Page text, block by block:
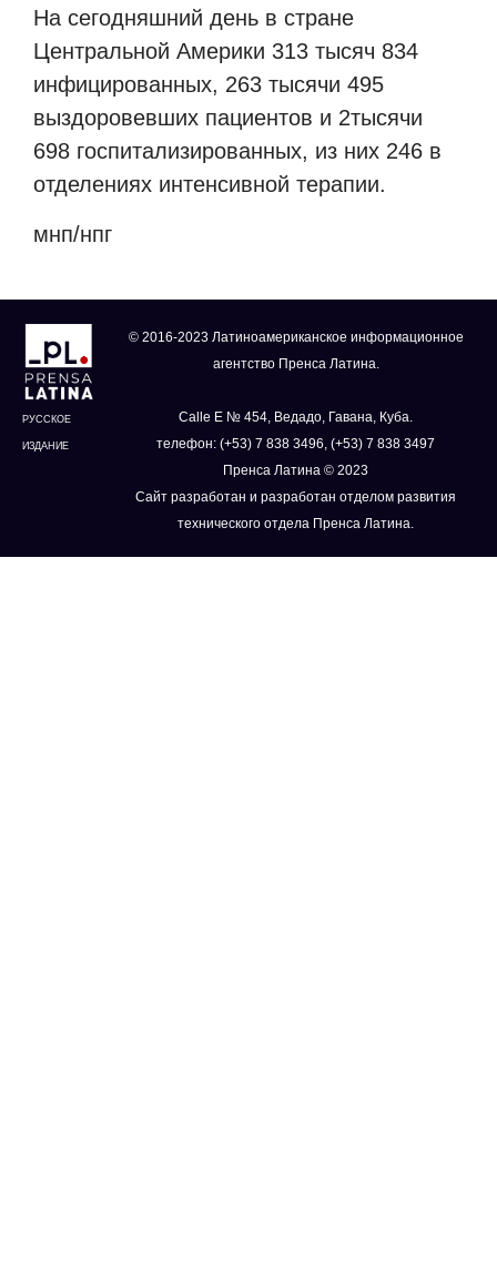
На сегодняшний день в стране
Центральной Америки 313 тысяч 834
инфицированных, 263 тысячи 495
выздоровевших пациентов и 2тысячи
698 госпитализированных, из них 246 в
отделениях интенсивной терапии.
мнп/нпг
РУССКОЕ
ИЗДАНИЕ
© 2016-2023 Латиноамериканское информационное
агентство Пренса Латина.
Calle E № 454, Ведадо, Гавана, Куба.
телефон: (+53) 7 838 3496, (+53) 7 838 3497
Пренса Латина © 2023
Сайт разработан и разработан отделом развития
технического отдела Пренса Латина.